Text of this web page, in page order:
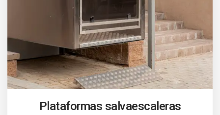
Plataformas salvaescaleras